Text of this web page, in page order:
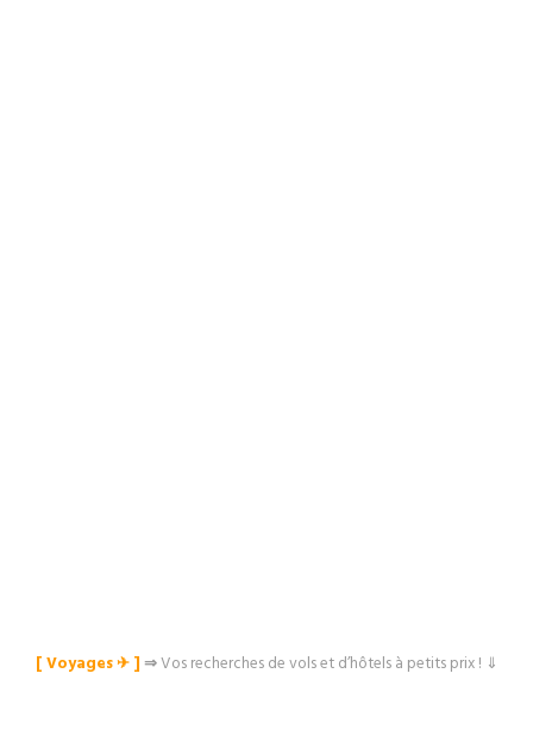
[ Voyages ✈︎ ]⇒Vos recherches de vols et d’hôtels à petits prix ! ⇓